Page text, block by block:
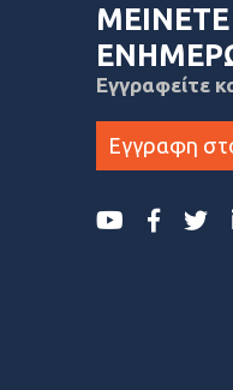
ΜΕΙΝΕΤΕ
Εγγραφείτε
Εγγραφη